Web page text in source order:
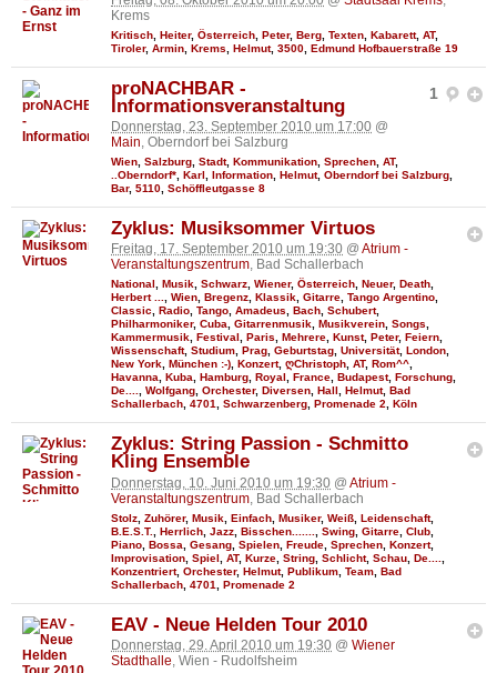
Krems
Kritisch Heiter, Österreich Peter, Berg Texten Kabarett, AT,
Tiroler, Armin Krems Helmut, 3500 Edmund Hofbauerstraße 19
1
proNACHBAR -
Informationsveranstaltung
Donnerstag, 23. September 2010 um 17:00 @
Main, Oberndorf bei Salzburg
Wien Salzburg Stadt, Kommunikation Sprechen AT,
..Oberndorf* Karl Information Helmut, Oberndorf bei Salzburg
Bar, 5110 Schöffleutgasse 8
Zyklus: Musiksommer Virtuos
Freitag, 17. September 2010 um 19:30 @ Atrium -
Veranstaltungszentrum, Bad Schallerbach
National , Musik, Schwarz, Wiener, Österreich, Neuer, Death,
Herbert ..., Wien, Bregenz, Klassik, Gitarre, Tango Argentino,
Classic, Radio, Tango, Amadeus, Bach, Schubert,
Philharmoniker, Cuba, Gitarrenmusik, Musikverein, Songs,
Kammermusik, Festival , Paris, Mehrere, Kunst, Peter, Feiern,
Wissenschaft, Studium, Prag, Geburtstag, Universität, London,
New York, München :-), Konzert, ღChristoph, AT, Rom^^,
Havanna, Kuba, Hamburg, Royal , France, Budapest, Forschung,
De...., Wolfgang, Orchester, Diversen, Hall , Helmut, Bad
Schallerbach, 4701, Schwarzenberg, Promenade 2, Köln
Zyklus: String Passion - Schmitto
Kling Ensemble
Donnerstag, 10. Juni 2010 um 19:30 @ Atrium -
Veranstaltungszentrum, Bad Schallerbach
Stolz Zuhörer, Musik Einfach Musiker, Weiß Leidenschaft,
B.E.S.T.
Herrlich Jazz Bisschen....... Swing Gitarre Club
Piano Bossa Gesang Spielen Freude Sprechen Konzert,
Improvisation Spiel AT, Kurze String Schlicht, Schau De....
Konzentriert, Orchester, Helmut, Publikum Team Bad
Schallerbach 4701 Promenade 2
EAV - Neue Helden Tour 2010
Donnerstag, 29. April 2010 um 19:30 @ Wiener
Stadthalle, Wien - Rudolfsheim